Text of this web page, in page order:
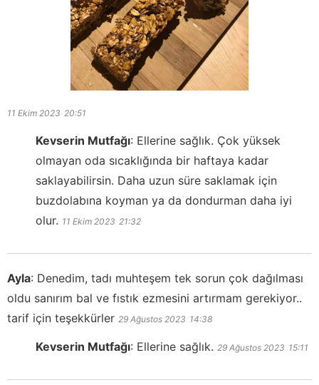
11 Ekim 2023 20:51
Kevserin Mutfağı: Ellerine sağlık. Çok yüksek
olmayan oda sıcaklığında bir haftaya kadar
saklayabilirsin. Daha uzun süre saklamak için
buzdolabına koyman ya da dondurman daha iyi
olur. 11 Ekim 2023 21:32
Ayla: Denedim, tadı muhteşem tek sorun çok dağılması
oldu sanırım bal ve fıstık ezmesini artırmam gerekiyor..
tarif için teşekkürler 29 Ağustos 2023 14:38
Kevserin Mutfağı: Ellerine sağlık. 29 Ağustos 2023 15:11